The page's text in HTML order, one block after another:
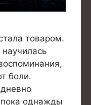
товаром.
боли.
однажды